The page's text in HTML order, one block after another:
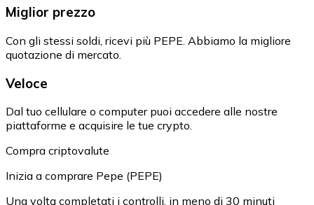
Miglior prezzo
Con gli stessi soldi, ricevi più PEPE. Abbiamo la migliore
quotazione di mercato.
Veloce
Dal tuo cellulare o computer puoi accedere alle nostre
piattaforme e acquisire le tue crypto.
Compra criptovalute
Inizia a comprare Pepe (PEPE)
Una volta completati i controlli, in meno di 30 minuti